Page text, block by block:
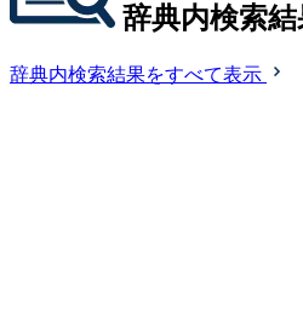
辞典内検索結
辞典内検索結果をすべて表示